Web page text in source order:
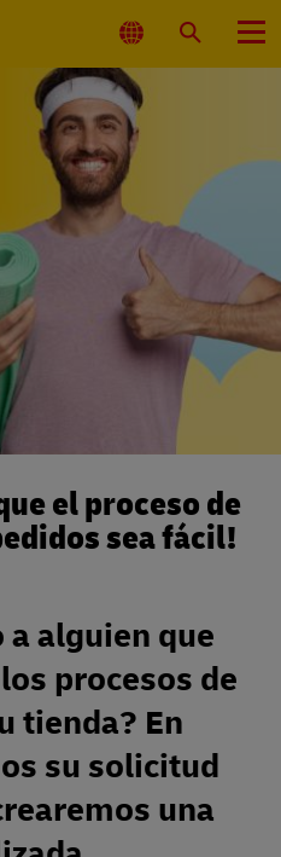
Seleccionar
ubicación
BuscarMenú
el proceso de
sea fácil!
a alguien que
procesos de
tienda? En
su solicitud
una